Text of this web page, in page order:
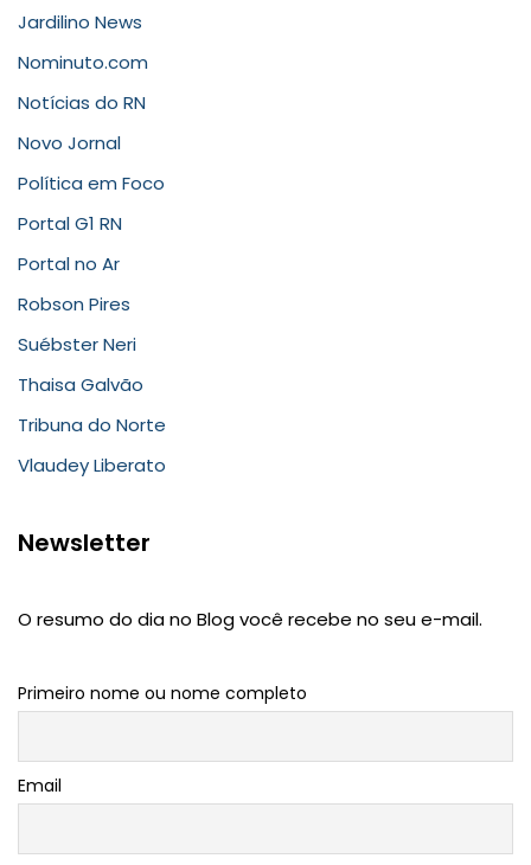
Jardilino News
Nominuto.com
Notícias do RN
Novo Jornal
Política em Foco
Portal G1 RN
Portal no Ar
Robson Pires
Suébster Neri
Thaisa Galvão
Tribuna do Norte
Vlaudey Liberato
Newsletter
O resumo do dia no Blog você recebe no seu e-mail.
Primeiro nome ou nome completo
Email